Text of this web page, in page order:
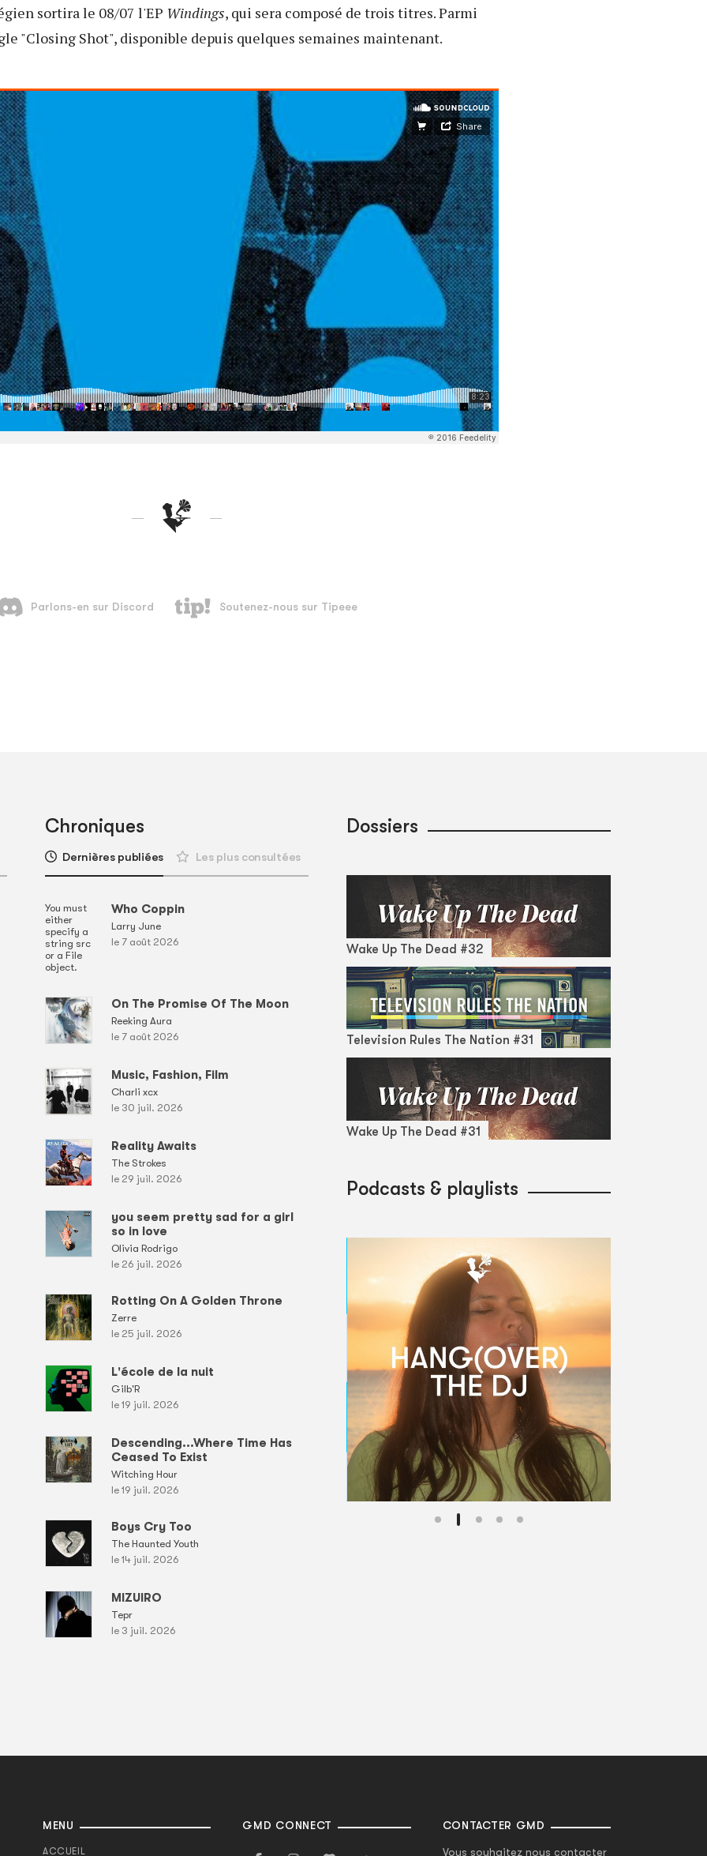
sortira le 08/07 l'EP Windings, qui sera composé de trois titres. Parmi
"Closing Shot", disponible depuis quelques semaines maintenant.
Chroniques
Dernières publiées Les plus consultées
You must
either
specify a
string src
or a File
object.
Who Coppin
Larry June
le 7 août 2026
On The Promise Of The Moon
Reeking Aura
le 7 août 2026
Music, Fashion, Film
Charli xcx
le 30 juil. 2026
Reality Awaits
The Strokes
le 29 juil. 2026
you seem pretty sad for a girl
so in love
Olivia Rodrigo
le 26 juil. 2026
Rotting On A Golden Throne
Zerre
le 25 juil. 2026
L'école de la nuit
Gilb'R
le 19 juil. 2026
Descending...Where Time Has
Ceased To Exist
Witching Hour
le 19 juil. 2026
Boys Cry Too
The Haunted Youth
le 14 juil. 2026
MIZUIRO
Tepr
le 3 juil. 2026
Dossiers
Wake Up The Dead #32
Television Rules The Nation #31
Wake Up The Dead #31
Podcasts & playlists
MENU
ACCUEIL
GMD CONNECT CONTACTER GMD
Vous souhaitez nous contacter